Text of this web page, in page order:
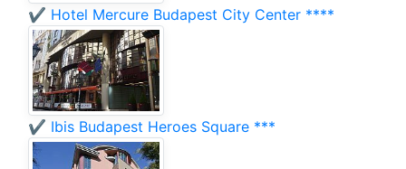
✔️ Hotel Mercure Budapest City Center ****
✔️ Ibis Budapest Heroes Square ***